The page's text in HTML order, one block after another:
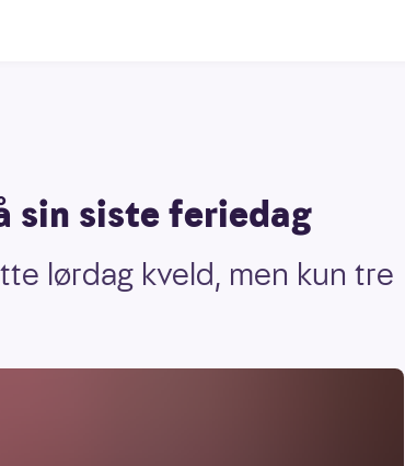
sin siste feriedag
lørdag kveld, men kun tre